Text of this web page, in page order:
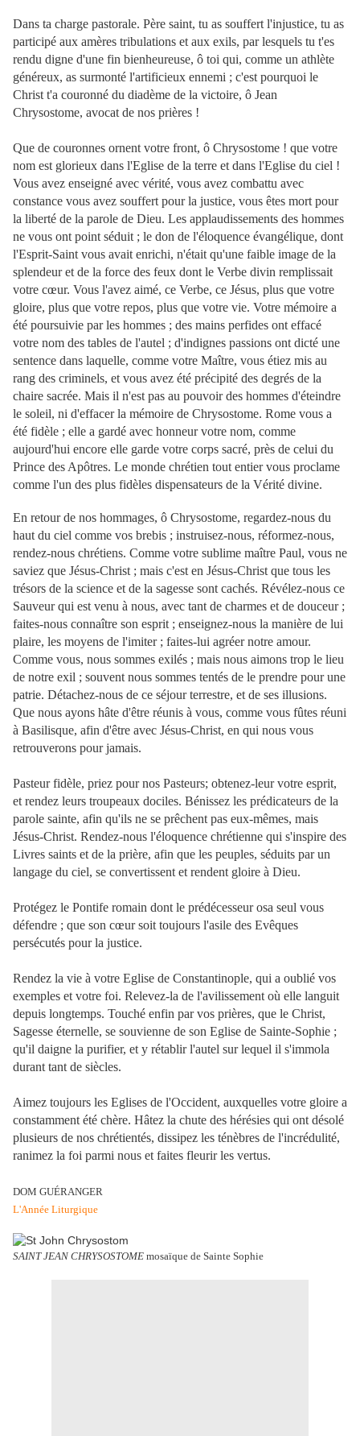
Dans ta charge pastorale. Père saint, tu as souffert l'injustice, tu as
participé aux amères tribulations et aux exils, par lesquels tu t'es
rendu digne d'une fin bienheureuse, ô toi qui, comme un athlète
généreux, as surmonté l'artificieux ennemi ; c'est pourquoi le
Christ t'a couronné du diadème de la victoire, ô Jean
Chrysostome, avocat de nos prières !
Que de couronnes ornent votre front, ô Chrysostome ! que votre
nom est glorieux dans l'Eglise de la terre et dans l'Eglise du ciel !
Vous avez enseigné avec vérité, vous avez combattu avec
constance vous avez souffert pour la justice, vous êtes mort pour
la liberté de la parole de Dieu. Les applaudissements des hommes
ne vous ont point séduit ; le don de l'éloquence évangélique, dont
l'Esprit-Saint vous avait enrichi, n'était qu'une faible image de la
splendeur et de la force des feux dont le Verbe divin remplissait
votre cœur. Vous l'avez aimé, ce Verbe, ce Jésus, plus que votre
gloire, plus que votre repos, plus que votre vie. Votre mémoire a
été poursuivie par les hommes ; des mains perfides ont effacé
votre nom des tables de l'autel ; d'indignes passions ont dicté une
sentence dans laquelle, comme votre Maître, vous étiez mis au
rang des criminels, et vous avez été précipité des degrés de la
chaire sacrée. Mais il n'est pas au pouvoir des hommes d'éteindre
le soleil, ni d'effacer la mémoire de Chrysostome. Rome vous a
été fidèle ; elle a gardé avec honneur votre nom, comme
aujourd'hui encore elle garde votre corps sacré, près de celui du
Prince des Apôtres. Le monde chrétien tout entier vous proclame
comme l'un des plus fidèles dispensateurs de la Vérité divine.
En retour de nos hommages, ô Chrysostome, regardez-nous du
haut du ciel comme vos brebis ; instruisez-nous, réformez-nous,
rendez-nous chrétiens. Comme votre sublime maître Paul, vous ne
saviez que Jésus-Christ ; mais c'est en Jésus-Christ que tous les
trésors de la science et de la sagesse sont cachés. Révélez-nous ce
Sauveur qui est venu à nous, avec tant de charmes et de douceur ;
faites-nous connaître son esprit ; enseignez-nous la manière de lui
plaire, les moyens de l'imiter ; faites-lui agréer notre amour.
Comme vous, nous sommes exilés ; mais nous aimons trop le lieu
de notre exil ; souvent nous sommes tentés de le prendre pour une
patrie. Détachez-nous de ce séjour terrestre, et de ses illusions.
Que nous ayons hâte d'être réunis à vous, comme vous fûtes réuni
à Basilisque, afin d'être avec Jésus-Christ, en qui nous vous
retrouverons pour jamais.
Pasteur fidèle, priez pour nos Pasteurs; obtenez-leur votre esprit,
et rendez leurs troupeaux dociles. Bénissez les prédicateurs de la
parole sainte, afin qu'ils ne se prêchent pas eux-mêmes, mais
Jésus-Christ. Rendez-nous l'éloquence chrétienne qui s'inspire des
Livres saints et de la prière, afin que les peuples, séduits par un
langage du ciel, se convertissent et rendent gloire à Dieu.
Protégez le Pontife romain dont le prédécesseur osa seul vous
défendre ; que son cœur soit toujours l'asile des Evêques
persécutés pour la justice.
Rendez la vie à votre Eglise de Constantinople, qui a oublié vos
exemples et votre foi. Relevez-la de l'avilissement où elle languit
depuis longtemps. Touché enfin par vos prières, que le Christ,
Sagesse éternelle, se souvienne de son Eglise de Sainte-Sophie ;
qu'il daigne la purifier, et y rétablir l'autel sur lequel il s'immola
durant tant de siècles.
Aimez toujours les Eglises de l'Occident, auxquelles votre gloire a
constamment été chère. Hâtez la chute des hérésies qui ont désolé
plusieurs de nos chrétientés, dissipez les ténèbres de l'incrédulité,
ranimez la foi parmi nous et faites fleurir les vertus.
DOM GUÉRANGER
L'Année Liturgique
SAINT JEAN CHRYSOSTOME mosaïque de Sainte Sophie